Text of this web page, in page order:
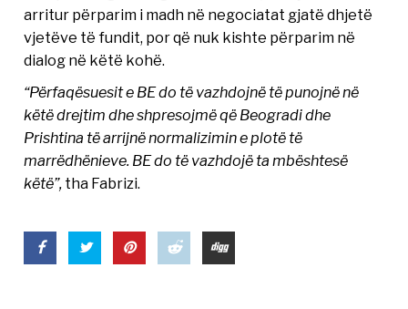
arritur përparim i madh në negociatat gjatë dhjetë
vjetëve të fundit, por që nuk kishte përparim në
dialog në këtë kohë.
“Përfaqësuesit e BE do të vazhdojnë të punojnë në
këtë drejtim dhe shpresojmë që Beogradi dhe
Prishtina të arrijnë normalizimin e plotë të
marrëdhënieve. BE do të vazhdojë ta mbështesë
këtë”, tha Fabrizi.